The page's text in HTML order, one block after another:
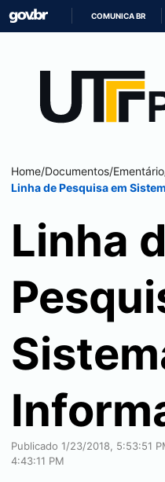
COMUNICA BR
Home/Documentos/Ementário
Linha de Pesquisa em
Linha
Publicado 1/23/2018, 5:53:51
4:43:11 PM